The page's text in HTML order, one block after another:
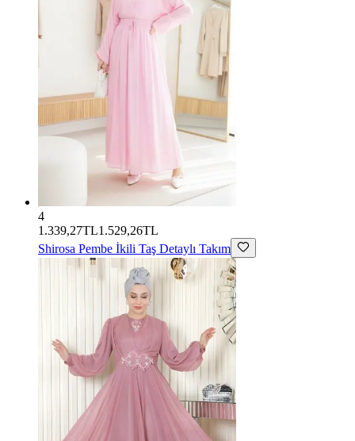
4
1.339,27TL1.529,26TL
Shirosa Pembe İkili Taş Detaylı Takım